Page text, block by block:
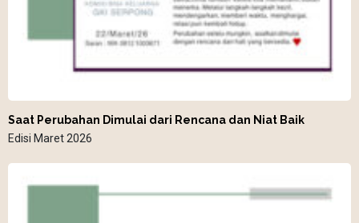
Saat Perubahan Dimulai dari Rencana dan Niat Baik
Edisi Maret 2026